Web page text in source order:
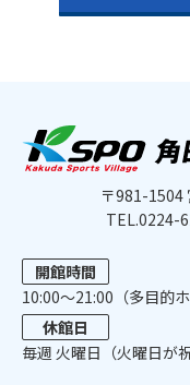
〒981-1504
TEL.0224-
開館時間
10:00〜21:00（多目的
休館日
毎週 ⽕曜⽇（火曜日が